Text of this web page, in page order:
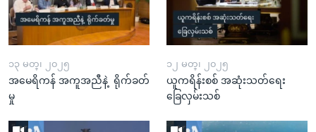
၁၃ မတ္၊ ၂၀၂၅
အမေရိကန် အကူအညီနဲ့ ရိုက်ခတ်
မှု
၁၂ မတ္၊ ၂၀၂၅
ယူကရိန်းစစ် အဆုံးသတ်ရေး
ခြေလှမ်းသစ်